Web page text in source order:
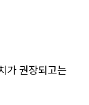
가 권장되고는